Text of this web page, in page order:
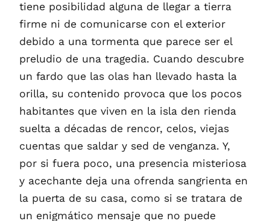
tiene posibilidad alguna de llegar a tierra
firme ni de comunicarse con el exterior
debido a una tormenta que parece ser el
preludio de una tragedia. Cuando descubre
un fardo que las olas han llevado hasta la
orilla, su contenido provoca que los pocos
habitantes que viven en la isla den rienda
suelta a décadas de rencor, celos, viejas
cuentas que saldar y sed de venganza. Y,
por si fuera poco, una presencia misteriosa
y acechante deja una ofrenda sangrienta en
la puerta de su casa, como si se tratara de
un enigmático mensaje que no puede